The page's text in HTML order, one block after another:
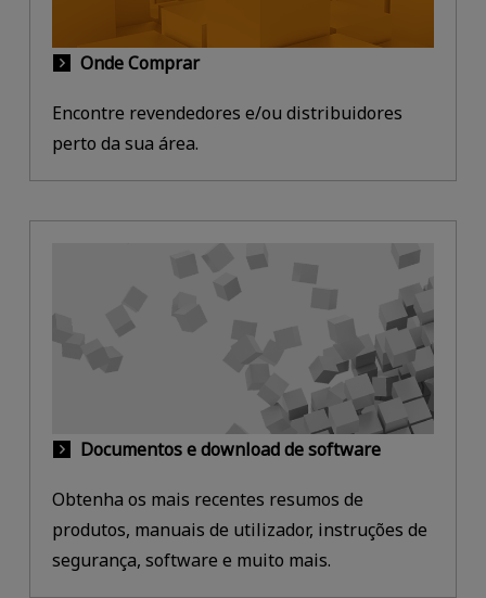
Onde Comprar
Encontre revendedores e/ou distribuidores
perto da sua área.
Documentos e download de software
Obtenha os mais recentes resumos de
produtos, manuais de utilizador, instruções de
segurança, software e muito mais.